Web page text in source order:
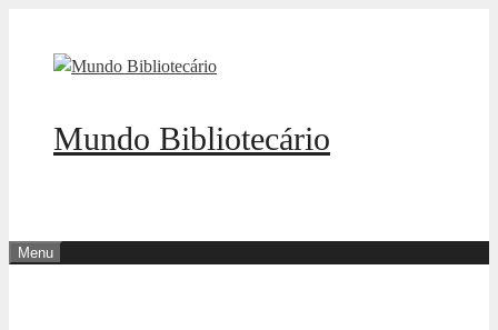
Mundo Bibliotecário
Menu